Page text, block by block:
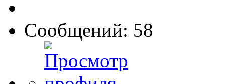
Сообщений: 58